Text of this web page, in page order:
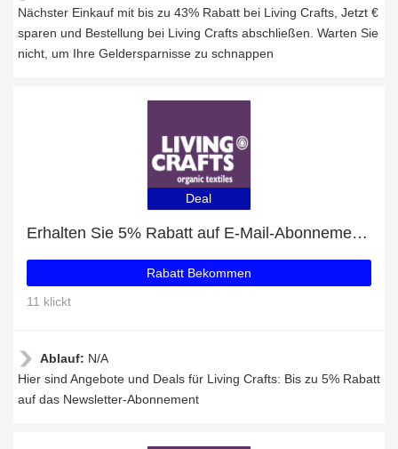
Nächster Einkauf mit bis zu 43% Rabatt bei Living Crafts, Jetzt €
sparen und Bestellung bei Living Crafts abschließen. Warten Sie
nicht, um Ihre Geldersparnisse zu schnappen
Deal
Erhalten Sie 5% Rabatt auf E-Mail-Abonnements
Rabatt Bekommen
11 klickt
Ablauf: N/A
Hier sind Angebote und Deals für Living Crafts: Bis zu 5% Rabatt
auf das Newsletter-Abonnement